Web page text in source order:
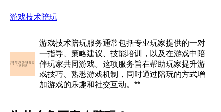
游戏技术陪玩
游戏技术陪玩服务通常包括专业玩家提供的一对
一指导、策略建议、技能培训，以及在游戏中陪
伴玩家共同游戏。这项服务旨在帮助玩家提升游
戏技巧、熟悉游戏机制，同时通过陪玩的方式增
加游戏的乐趣和社交互动。**